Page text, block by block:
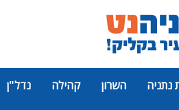
נתניה השרון קהילה נדל"ן